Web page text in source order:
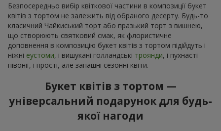
Безпосередньо вибір квіткової частини в композиції букет
квітів з тортом не залежить від обраного десерту. Будь-то
класичний Чайкиський торт або празький торт з вишнею,
що створюють святковий смак, як флористичне
доповнення в композицію букет квітів з тортом підійдуть і
ніжні еустоми, і вишукані голландські троянди, і пухнасті
півонії, і прості, але запашні сезонні квіти.
Букет квітів з тортом —
універсальний подарунок для будь-
якої нагоди